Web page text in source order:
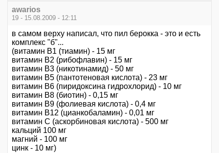
awarios
19 - 15.08.2009 - 12:11
в самом верху написал, что пил берокка - это и есть
комплекс "б"...
(витамин B1 (тиамин) - 15 мг
витамин B2 (рибофлавин) - 15 мг
витамин В3 (никотинамид) - 50 мг
витамин В5 (пантотеновая кислота) - 23 мг
витамин B6 (пиридоксина гидрохлорид) - 10 мг
витамин В8 (биотин) - 0,15 мг
витамин В9 (фолиевая кислота) - 0,4 мг
витамин B12 (цианкобаламин) - 0,01 мг
витамин С (аскорбиновая кислота) - 500 мг
кальций 100 мг
магний - 100 мг
цинк - 10 мг)